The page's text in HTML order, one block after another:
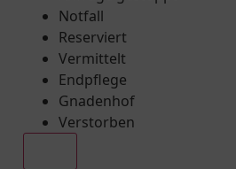
Notfall
Reserviert
Vermittelt
Endpflege
Gnadenhof
Verstorben